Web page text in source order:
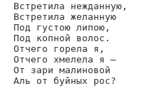
Встретила нежданную,
Встретила желанную
Под густою липою,
Под копной волос.
Отчего горела я,
Отчего хмелела я —
От зари малиновой
Аль от буйных рос?